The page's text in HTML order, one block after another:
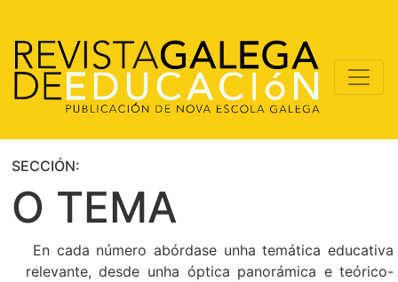
SECCIÓN:
O TEMA
En cada número abórdase unha temática educativa
relevante, desde unha óptica panorámica e teórico-